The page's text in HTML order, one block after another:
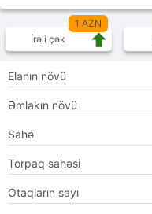
1 AZN
İrəli çək
Elanın növü
Əmlakın növü
Sahə
Torpaq sahəsi
Otaqların sayı